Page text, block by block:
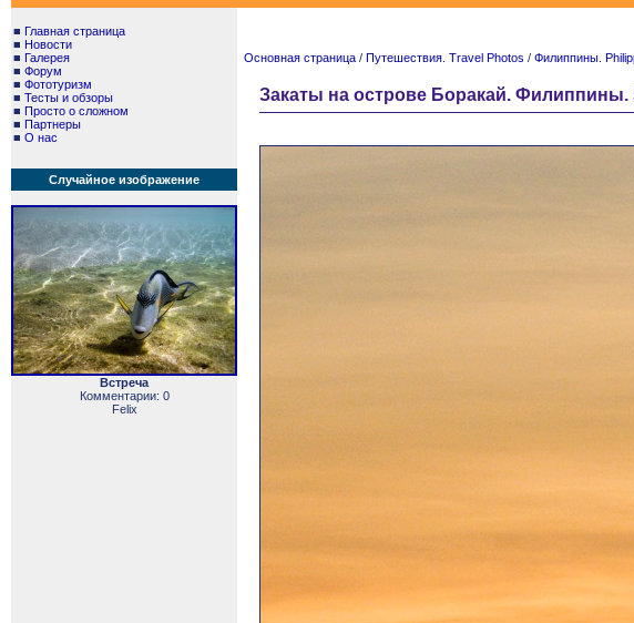
■ Главная страница
■ Новости
■ Галерея
■ Форум
■ Фототуризм
■ Тесты и обзоры
■ Просто о сложном
■ Партнеры
■ О нас
Случайное изображение
Встреча
Комментарии: 0
Felix
Основная страница / Путешествия. Travel Photos / Филиппины.
Закаты на острове Боракай.